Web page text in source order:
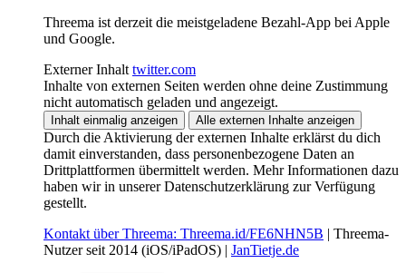
Threema ist derzeit die meistgeladene Bezahl-App bei Apple
und Google.
Externer Inhalt twitter.com
Inhalte von externen Seiten werden ohne deine Zustimmung
nicht automatisch geladen und angezeigt.
Inhalt einmalig anzeigen Alle externen Inhalte anzeigen
Durch die Aktivierung der externen Inhalte erklärst du dich
damit einverstanden, dass personenbezogene Daten an
Drittplattformen übermittelt werden. Mehr Informationen dazu
haben wir in unserer Datenschutzerklärung zur Verfügung
gestellt.
Kontakt über Threema: Threema.id/FE6NHN5B | Threema-
Nutzer seit 2014 (iOS/iPadOS) | JanTietje.de